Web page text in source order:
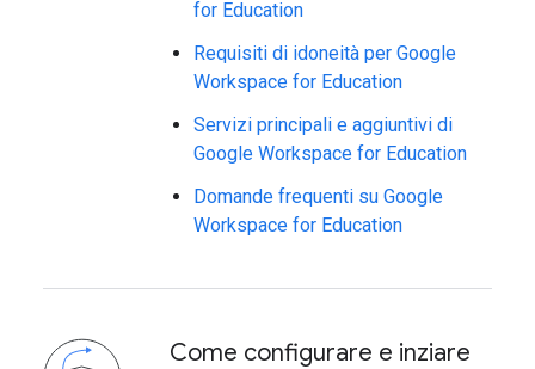
for Education
Requisiti di idoneità per Google
Workspace for Education
Servizi principali e aggiuntivi di
Google Workspace for Education
Domande frequenti su Google
Workspace for Education
Come configurare e inziare